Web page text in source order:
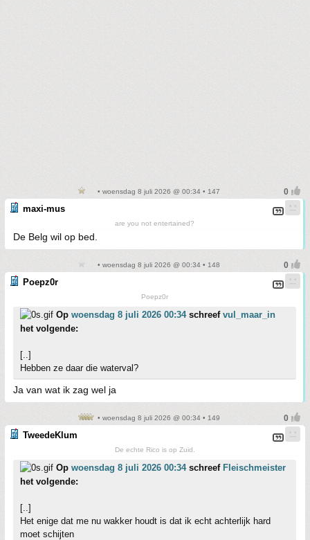
• woensdag 8 juli 2026 @ 00:34 • 147
maxi-mus
are you not entertained?
De Belg wil op bed.
• woensdag 8 juli 2026 @ 00:34 • 148
Poepz0r
Poepz0r
Op woensdag 8 juli 2026 00:34schreef vul_maar_in
het volgende:
[..]
Hebben ze daar die waterval?
Ja van wat ik zag wel ja
• woensdag 8 juli 2026 @ 00:34 • 149
TweedeKlum
De echte Rico is op Zuid.
Op woensdag 8 juli 2026 00:34schreef Fleischmeister
het volgende:
[..]
Het enige dat me nu wakker houdt is dat ik echt achterlijk hard
moet schijten